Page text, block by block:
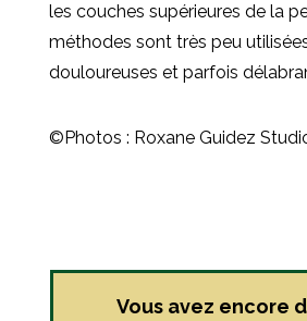
les couches supérieures de la
méthodes sont très peu
douloureuses et parfois
©Photos : Roxane Guidez
Vous avez encore